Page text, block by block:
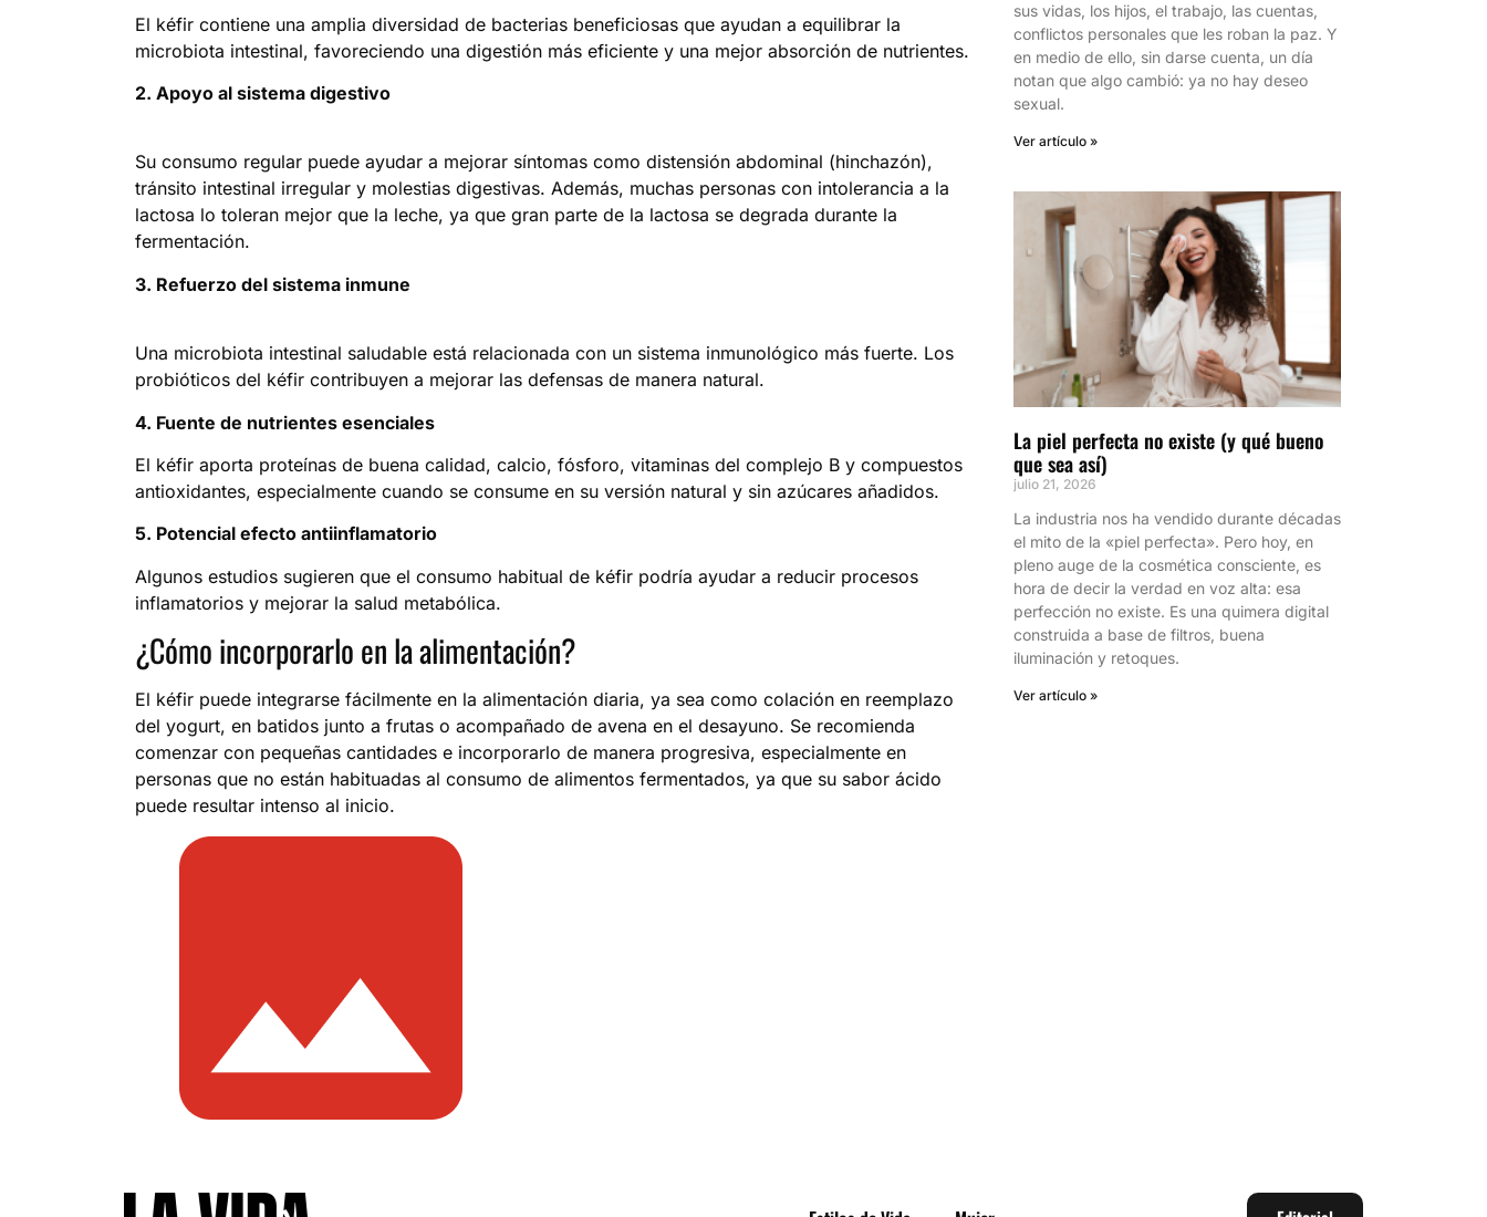
El kéfir contiene una amplia diversidad de bacterias beneficiosas que ayudan a equilibrar la
microbiota intestinal, favoreciendo una digestión más eficiente y una mejor absorción de nutrientes.
2. Apoyo al sistema digestivo
Su consumo regular puede ayudar a mejorar síntomas como distensión abdominal (hinchazón),
tránsito intestinal irregular y molestias digestivas. Además, muchas personas con intolerancia a la
lactosa lo toleran mejor que la leche, ya que gran parte de la lactosa se degrada durante la
fermentación.
3. Refuerzo del sistema inmune
Una microbiota intestinal saludable está relacionada con un sistema inmunológico más fuerte. Los
probióticos del kéfir contribuyen a mejorar las defensas de manera natural.
4. Fuente de nutrientes esenciales
El kéfir aporta proteínas de buena calidad, calcio, fósforo, vitaminas del complejo B y compuestos
antioxidantes, especialmente cuando se consume en su versión natural y sin azúcares añadidos.
5. Potencial efecto antiinflamatorio
Algunos estudios sugieren que el consumo habitual de kéfir podría ayudar a reducir procesos
inflamatorios y mejorar la salud metabólica.
¿Cómo incorporarlo en la alimentación?
El kéfir puede integrarse fácilmente en la alimentación diaria, ya sea como colación en reemplazo
del yogurt, en batidos junto a frutas o acompañado de avena en el desayuno. Se recomienda
comenzar con pequeñas cantidades e incorporarlo de manera progresiva, especialmente en
personas que no están habituadas al consumo de alimentos fermentados, ya que su sabor ácido
puede resultar intenso al inicio.
sus vidas, los hijos, el trabajo, las cuentas,
conflictos personales que les roban la paz. Y
en medio de ello, sin darse cuenta, un día
notan que algo cambió: ya no hay deseo
sexual.
Ver artículo »
La piel perfecta no existe (y qué bueno
que sea así)
julio 21, 2026
La industria nos ha vendido durante décadas
el mito de la «piel perfecta». Pero hoy, en
pleno auge de la cosmética consciente, es
hora de decir la verdad en voz alta: esa
perfección no existe. Es una quimera digital
construida a base de filtros, buena
iluminación y retoques.
Ver artículo »